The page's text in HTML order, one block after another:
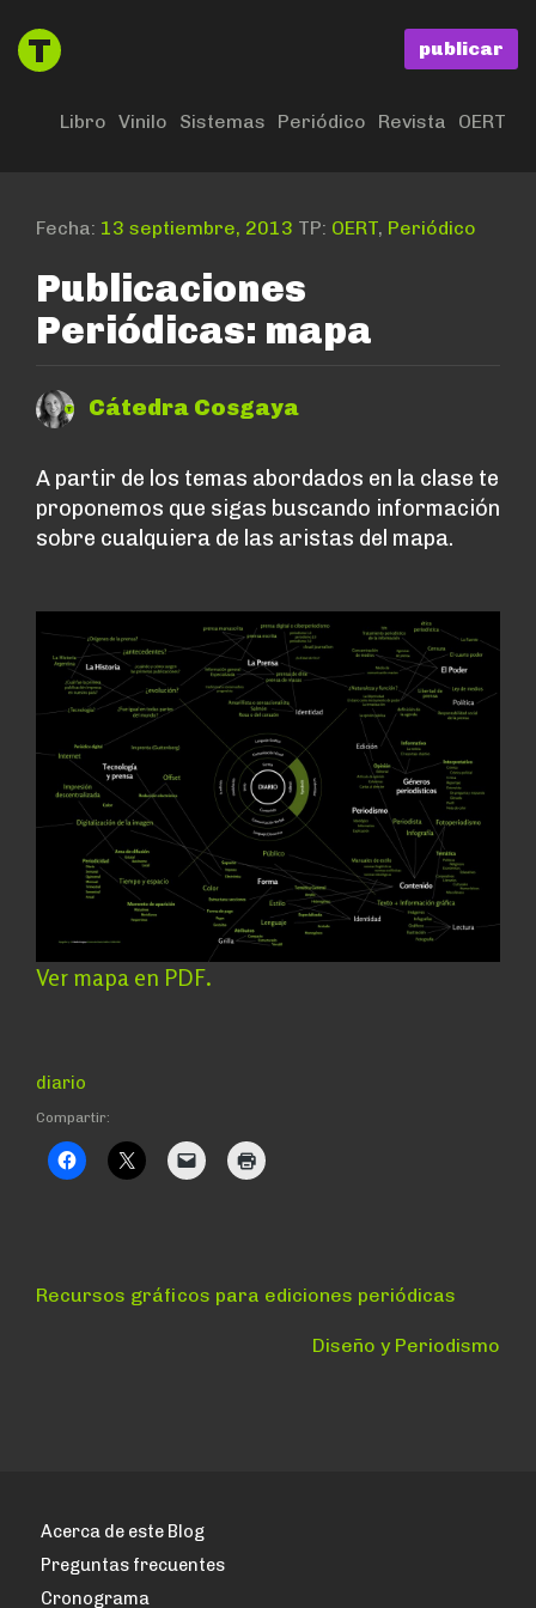
publicar
Libro Vinilo Sistemas Periódico Revista OERT
Fecha: 13 septiembre, 2013 TP: OERT, Periódico
Publicaciones
Periódicas: mapa
Cátedra Cosgaya
A partir de los temas abordados en la clase te
proponemos que sigas buscando información
sobre cualquiera de las aristas del mapa.
Ver mapa en PDF.
diario
Compartir:
Navegación
Anterior:
Recursos gráficos para ediciones periódicas
Siguiente:
Diseño y Periodismo
Acerca de este Blog
Preguntas frecuentes
Cronograma